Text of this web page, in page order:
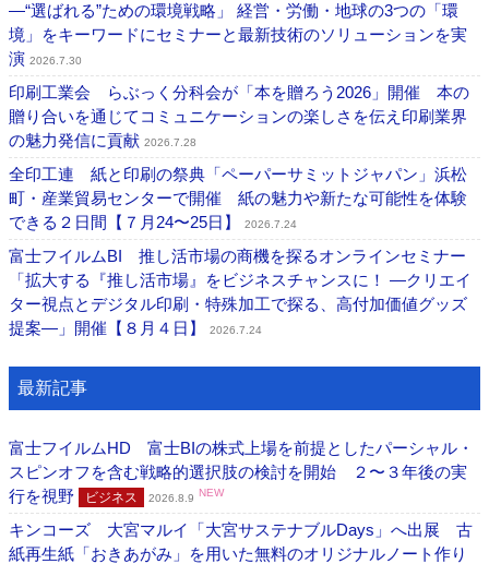
―“選ばれる”ための環境戦略」 経営・労働・地球の3つの「環
境」をキーワードにセミナーと最新技術のソリューションを実
演 2026.7.30
印刷工業会 らぶっく分科会が「本を贈ろう2026」開催 本の
贈り合いを通じてコミュニケーションの楽しさを伝え印刷業界
の魅力発信に貢献 2026.7.28
全印工連 紙と印刷の祭典「ペーパーサミットジャパン」浜松
町・産業貿易センターで開催 紙の魅力や新たな可能性を体験
できる２日間【７月24〜25日】
2026.7.24
富士フイルムBI 推し活市場の商機を探るオンラインセミナー
「拡大する『推し活市場』をビジネスチャンスに！ ―クリエイ
ター視点とデジタル印刷・特殊加工で探る、高付加価値グッズ
提案―」開催【８月４日】
2026.7.24
最新記事
富士フイルムHD 富士BIの株式上場を前提としたパーシャル・
スピンオフを含む戦略的選択肢の検討を開始 ２〜３年後の実
行を視野
ビジネス 2026.8.9 NEW
キンコーズ 大宮マルイ「大宮サステナブルDays」へ出展 古
紙再生紙「おきあがみ」を用いた無料のオリジナルノート作り